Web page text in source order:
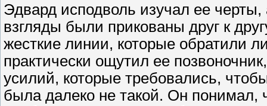
Эдвард исподволь изучал ее
взгляды были прикованы друг к
жесткие линии, которые обратили
практически ощутил ее
усилий, которые требовались,
была далеко не такой. Он понимал,